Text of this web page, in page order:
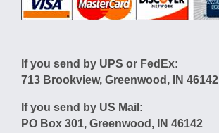
If you send by UPS or FedEx:
713 Brookview, Greenwood, IN 46142
If you send by US Mail:
PO Box 301, Greenwood, IN 46142